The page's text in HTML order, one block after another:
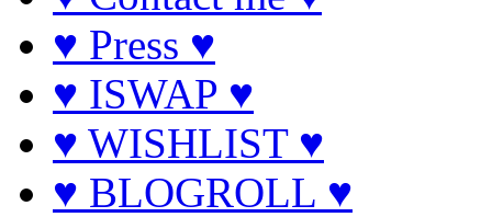
♥ Press ♥
♥ ISWAP ♥
♥ WISHLIST ♥
♥ BLOGROLL ♥